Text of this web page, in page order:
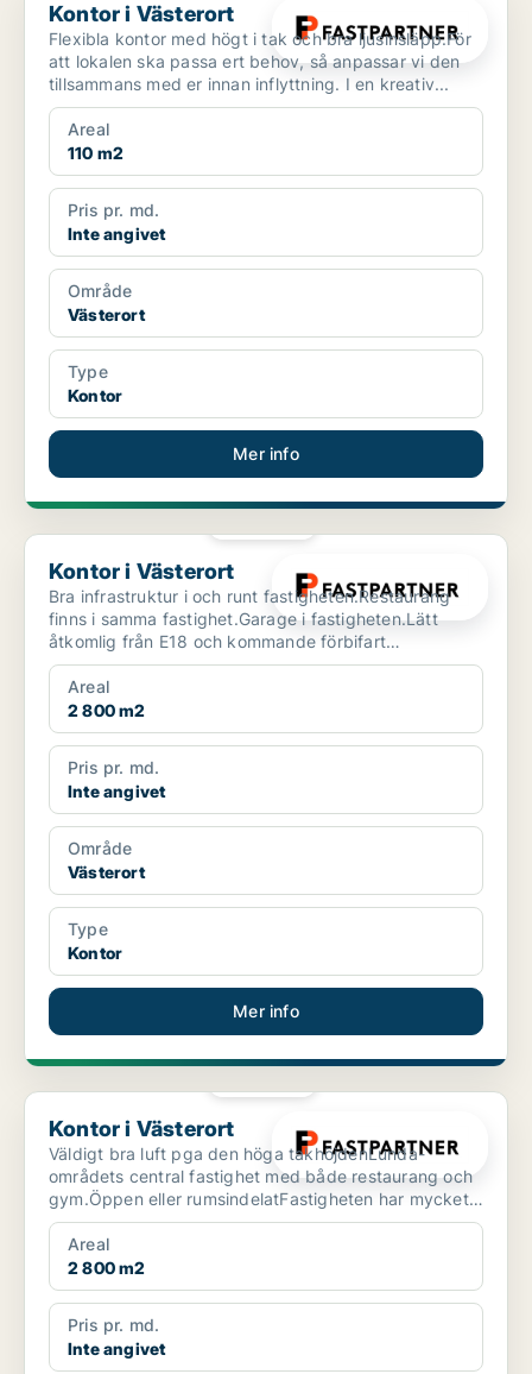
Kontor i Västerort
Flexibla kontor med högt i tak och bra ljusinsläpp.För
att lokalen ska passa ert behov, så anpassar vi den
tillsammans med er innan inflyttning. I en kreativ...
Areal
110 m2
Pris pr. md.
Inte angivet
Område
Västerort
Type
Kontor
Mer info
Kontor i Västerort
Kontor i Västerort
Bra infrastruktur i och runt fastigheten.Restaurang
finns i samma fastighet.Garage i fastigheten.Lätt
åtkomlig från E18 och kommande förbifart
Stockholm.Buss...
Areal
2 800 m2
Pris pr. md.
Inte angivet
Område
Västerort
Type
Kontor
Mer info
Kontor i Västerort
Kontor i Västerort
Väldigt bra luft pga den höga takhöjdenLunda-
områdets central fastighet med både restaurang och
gym.Öppen eller rumsindelatFastigheten har mycket
goda kommun...
Areal
2 800 m2
Pris pr. md.
Inte angivet